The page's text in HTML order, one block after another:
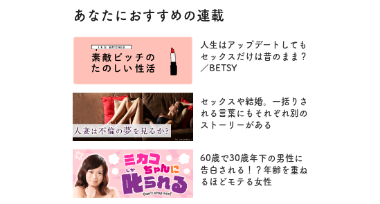
あなたにおすすめの連載
人生はアップデートしても
セックスだけは昔のまま？
／BETSY
セックスや結婚。一括りさ
れる言葉にもそれぞれ別の
ストーリーがある
60歳で30歳年下の男性に
告白される！？年齢を重ね
るほどモテる女性